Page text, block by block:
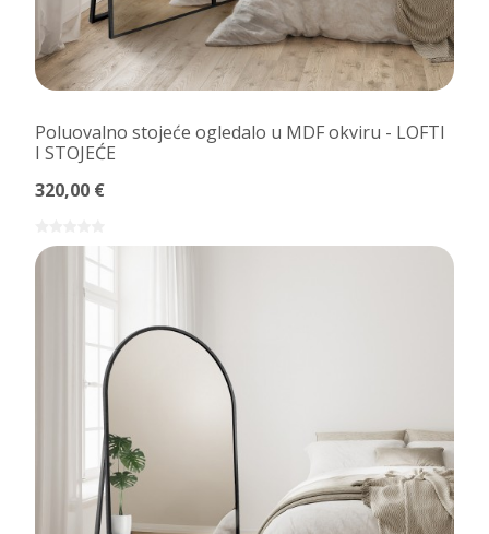
Poluovalno stojeće ogledalo u MDF okviru - LOFTI
I STOJEĆE
320,00 €